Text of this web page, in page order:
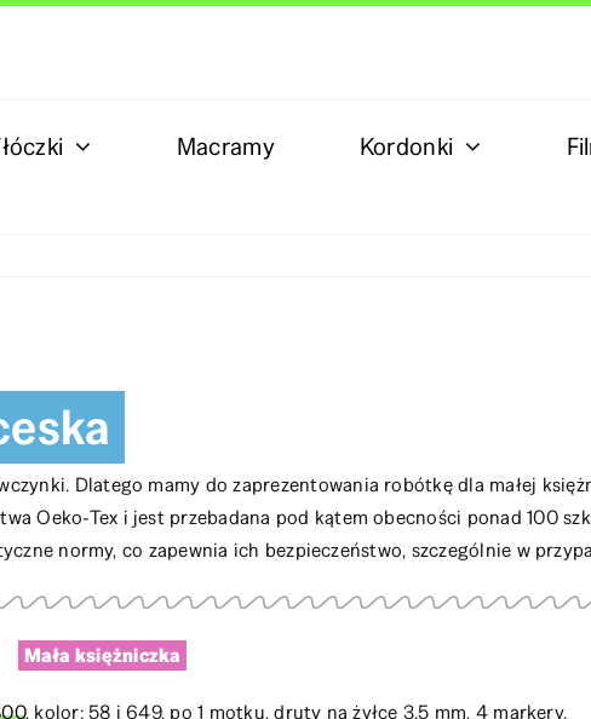
Macramy Kordonki
Dlatego mamy do zaprezentowania robótkę dla małej
Oeko-Tex i jest przebadana pod kątem obecności ponad 100
normy, co zapewnia ich bezpieczeństwo, szczególnie w
Mała księżniczka
, kolor: 58 i 649, po 1 motku, druty na żyłce 3.5 mm, 4 markery.